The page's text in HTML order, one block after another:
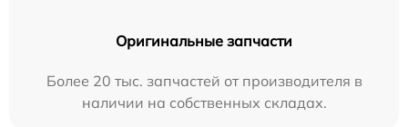
Оригинальные запчасти
Более 20 тыс. запчастей от производителя в
наличии на собственных складах.